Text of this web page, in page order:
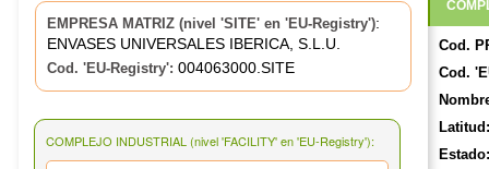
EMPRESA MATRIZ (nivel 'SITE' en 'EU-Registry'):
ENVASES UNIVERSALES IBERICA, S.L.U.
Cod. 'EU-Registry': 004063000.SITE
COMPLEJO INDUSTRIAL (nivel 'FACILITY' en 'EU-Registry'):
Cod.
Cod.
Latitud:
Estado: